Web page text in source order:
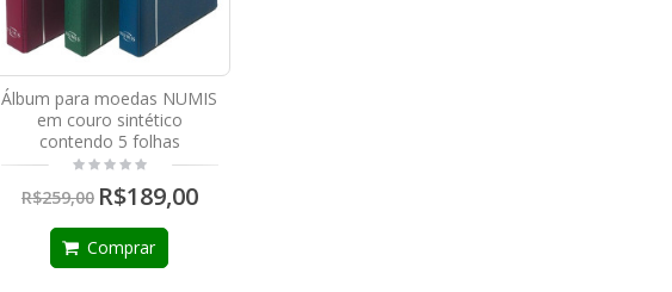
Álbum para moedas NUMIS
em couro sintético
contendo 5 folhas
R$259,00 R$189,00
Comprar